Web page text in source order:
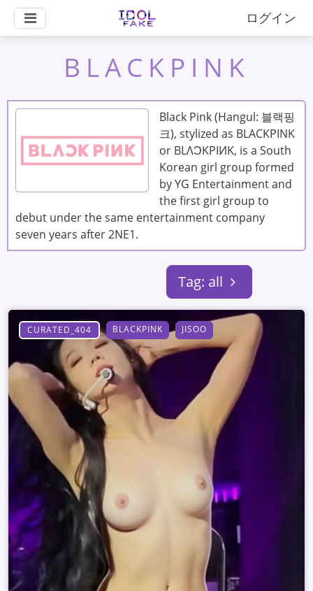
ログイン
BLACKPINK
Black Pink (Hangul: 블랙핑
크), stylized as BLACKPINK
or BLΛƆKPIИK, is a South
Korean girl group formed
by YG Entertainment and
the first girl group to
debut under the same entertainment company
seven years after 2NE1.
Tag: all
CURATED_404 BLACKPINK JISOO